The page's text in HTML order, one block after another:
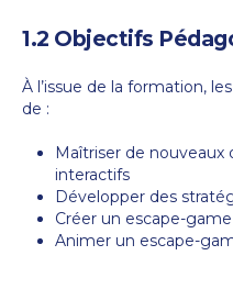
1.2 Objectifs
À l’issue de la formation,
de :
Maîtriser de nouveaux
interactifs
Développer des
Créer un escape-
Animer un escape-